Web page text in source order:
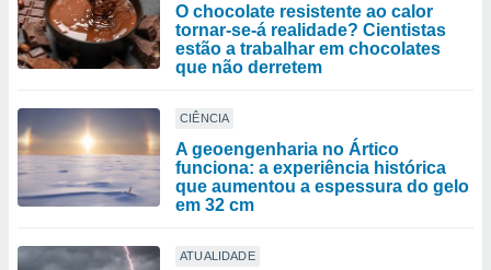
O chocolate resistente ao calor
tornar-se-á realidade? Cientistas
estão a trabalhar em chocolates
que não derretem
CIÊNCIA
A geoengenharia no Ártico
funciona: a experiência histórica
que aumentou a espessura do gelo
em 32 cm
ATUALIDADE